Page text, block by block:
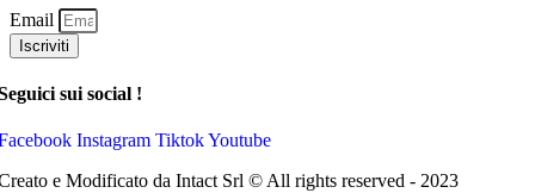
Email
Iscriviti
sui social !
Instagram TiktokYoutube
e Modificato da Intact Srl © All rights reserved - 2023